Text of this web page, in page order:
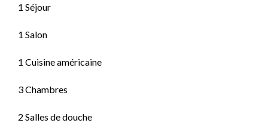
1 Séjour
1 Salon
1 Cuisine américaine
3 Chambres
2 Salles de douche